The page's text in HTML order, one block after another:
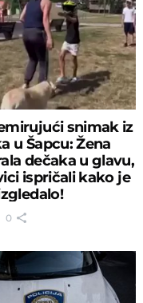
snimak iz
u Šapcu: Žena
dečaka u glavu,
ispričali kako je
0